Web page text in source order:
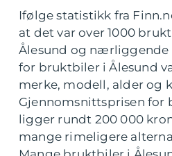
Ifølge statistikk fra
at det var over 1000
Ålesund og nærliggende
for bruktbiler i Ålesund
merke, modell, alder og
Gjennomsnittsprisen for
ligger rundt 200 000
mange rimeligere